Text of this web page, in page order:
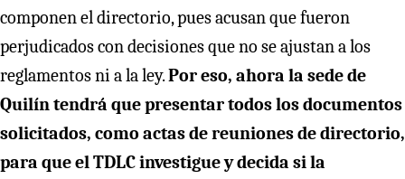
componen el directorio, pues acusan que fueron
perjudicados con decisiones que no se ajustan a los
reglamentos ni a la ley.Por eso, ahora la sede de
Quilín tendrá que presentar todos los documentos
solicitados, como actas de reuniones de directorio,
para que el TDLC investigue y decida si la